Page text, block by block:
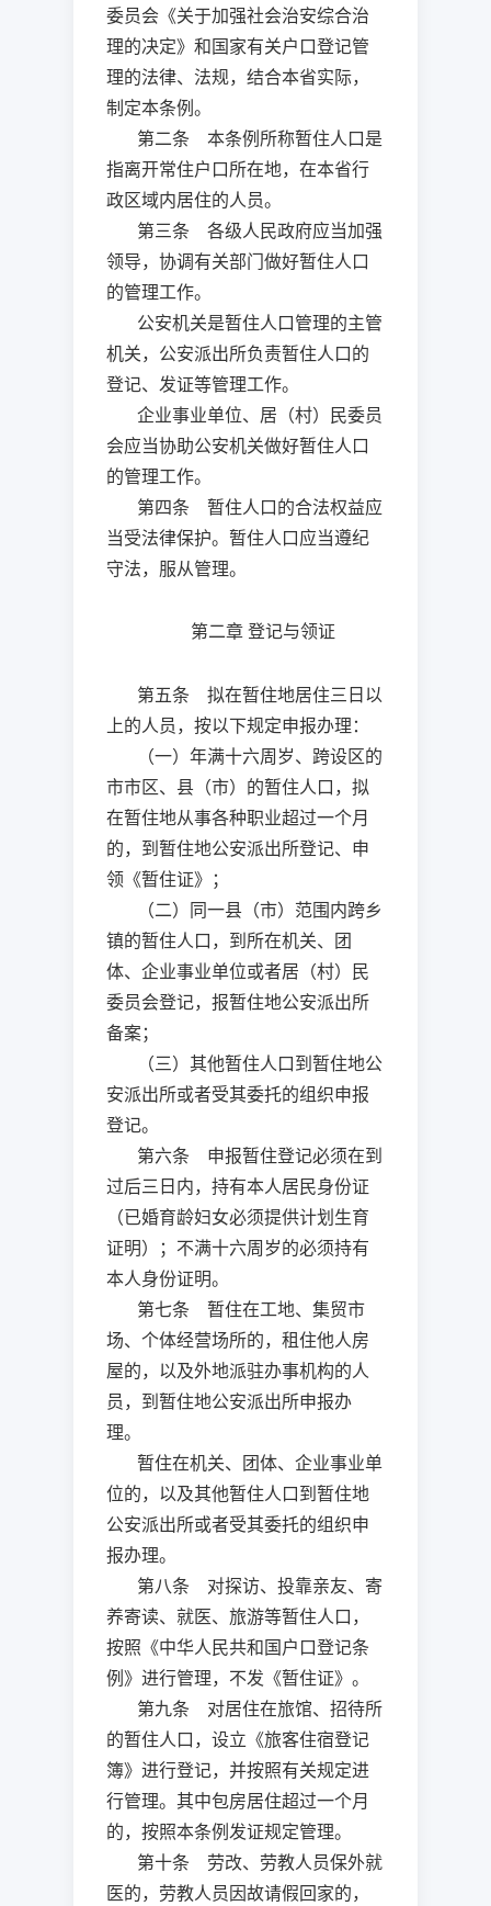
委员会《关于加强社会治安综合治
理的决定》和国家有关户口登记管
理的法律、法规，结合本省实际，
制定本条例。
第二条 本条例所称暂住人口是
指离开常住户口所在地，在本省行
政区域内居住的人员。
第三条 各级人民政府应当加强
领导，协调有关部门做好暂住人口
的管理工作。
公安机关是暂住人口管理的主管
机关，公安派出所负责暂住人口的
登记、发证等管理工作。
企业事业单位、居（村）民委员
会应当协助公安机关做好暂住人口
的管理工作。
第四条 暂住人口的合法权益应
当受法律保护。暂住人口应当遵纪
守法，服从管理。
第二章 登记与领证
第五条 拟在暂住地居住三日以
上的人员，按以下规定申报办理：
（一）年满十六周岁、跨设区的
市市区、县（市）的暂住人口，拟
在暂住地从事各种职业超过一个月
的，到暂住地公安派出所登记、申
领《暂住证》；
（二）同一县（市）范围内跨乡
镇的暂住人口，到所在机关、团
体、企业事业单位或者居（村）民
委员会登记，报暂住地公安派出所
备案；
（三）其他暂住人口到暂住地公
安派出所或者受其委托的组织申报
登记。
第六条 申报暂住登记必须在到
过后三日内，持有本人居民身份证
（已婚育龄妇女必须提供计划生育
证明）；不满十六周岁的必须持有
本人身份证明。
第七条 暂住在工地、集贸市
场、个体经营场所的，租住他人房
屋的，以及外地派驻办事机构的人
员，到暂住地公安派出所申报办
理。
暂住在机关、团体、企业事业单
位的，以及其他暂住人口到暂住地
公安派出所或者受其委托的组织申
报办理。
第八条 对探访、投靠亲友、寄
养寄读、就医、旅游等暂住人口，
按照《中华人民共和国户口登记条
例》进行管理，不发《暂住证》。
第九条 对居住在旅馆、招待所
的暂住人口，设立《旅客住宿登记
簿》进行登记，并按照有关规定进
行管理。其中包房居住超过一个月
的，按照本条例发证规定管理。
第十条 劳改、劳教人员保外就
医的，劳教人员因故请假回家的，